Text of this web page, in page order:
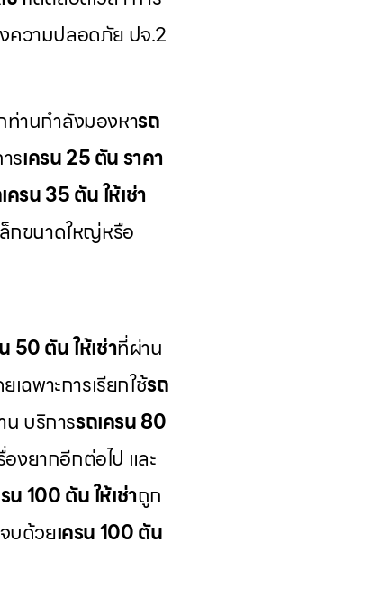
ความปลอดภัย ปจ.2
ท่านกำลังมองหารถ
รเครน 25 ตัน ราคา
ครน 35 ตัน ให้เช่า
กขนาดใหญ่หรือ
50 ตัน ให้เช่าที่ผ่าน
เฉพาะการเรียกใช้รถ
บริการรถเครน 80
งยากอีกต่อไป และ
น 100 ตัน ให้เช่าถูก
บด้วยเครน 100 ตัน